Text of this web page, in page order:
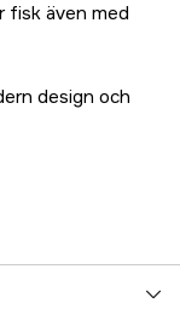
fisk även med
design och